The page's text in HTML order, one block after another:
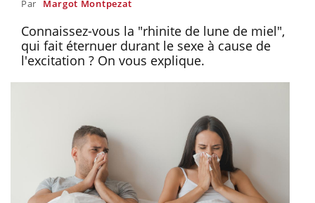
Par Margot Montpezat
Connaissez-vous la "rhinite de lune de miel",
qui fait éternuer durant le sexe à cause de
l'excitation ? On vous explique.